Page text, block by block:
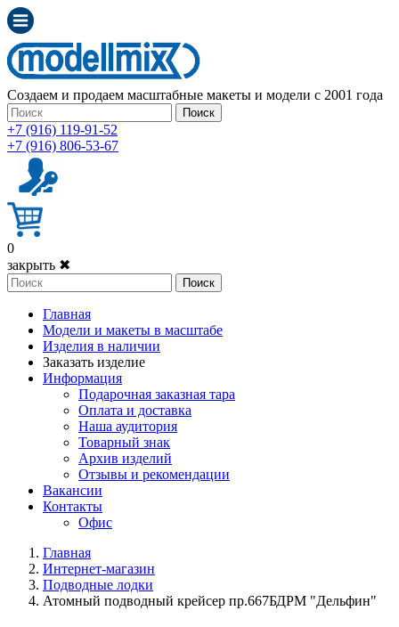
Создаем и продаем масштабные макеты и модели с 2001 года
Поиск
+7 (916) 119-91-52
+7 (916) 806-53-67
0
закрыть ✖
Поиск
Главная
Модели и макеты в масштабе
Изделия в наличии
Заказать изделие
Информация
Подарочная заказная тара
Оплата и доставка
Наша аудитория
Товарный знак
Архив изделий
Отзывы и рекомендации
Вакансии
Контакты
Офис
Главная
Интернет-магазин
Подводные лодки
Атомный подводный крейсер пр.667БДРМ "Дельфин"